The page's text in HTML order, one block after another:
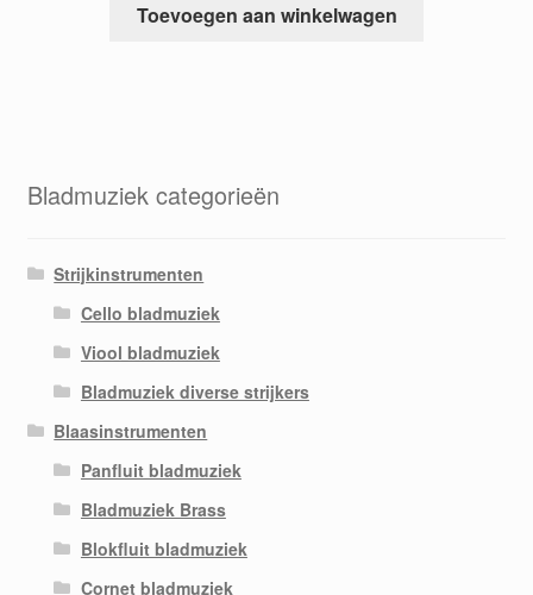
Toevoegen aan winkelwagen
Bladmuziek categorieën
Strijkinstrumenten
Cello bladmuziek
Viool bladmuziek
Bladmuziek diverse strijkers
Blaasinstrumenten
Panfluit bladmuziek
Bladmuziek Brass
Blokfluit bladmuziek
Cornet bladmuziek